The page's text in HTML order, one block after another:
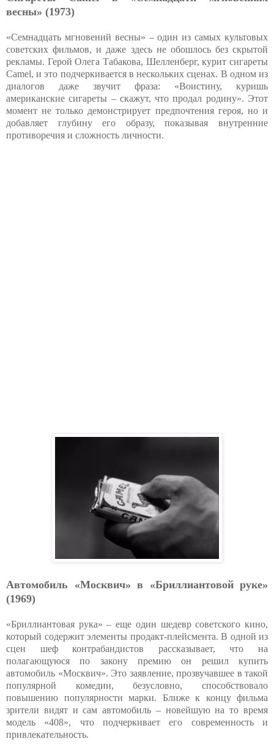
весны» (1973)
«Семнадцать мгновений весны» – один из самых культовых
советских фильмов, и даже здесь не обошлось без скрытой
рекламы. Герой Олега Табакова, Шелленберг, курит сигареты
Camel, и это подчеркивается в нескольких сценах. В одном из
диалогов даже звучит фраза: «Воистину, куришь
американские сигареты – скажут, что продал родину». Этот
момент не только демонстрирует предпочтения героя, но и
добавляет глубину его образу, показывая внутренние
противоречия и сложность личности.
Автомобиль «Москвич» в «Бриллиантовой руке»
(1969)
«Бриллиантовая рука» – еще один шедевр советского кино,
который содержит элементы продакт-плейсмента. В одной из
сцен шеф контрабандистов рассказывает, что на
полагающуюся по закону премию он решил купить
автомобиль «Москвич». Это заявление, прозвучавшее в такой
популярной комедии, безусловно, способствовало
повышению популярности марки. Ближе к концу фильма
зрители видят и сам автомобиль – новейшую на то время
модель «408», что подчеркивает его современность и
привлекательность.